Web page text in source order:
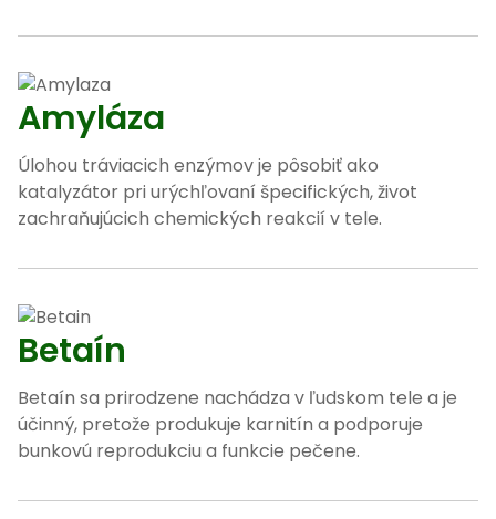
Amyláza
Úlohou tráviacich enzýmov je pôsobiť ako
katalyzátor pri urýchľovaní špecifických, život
zachraňujúcich chemických reakcií v tele.
Betaín
Betaín sa prirodzene nachádza v ľudskom tele a je
účinný, pretože produkuje karnitín a podporuje
bunkovú reprodukciu a funkcie pečene.